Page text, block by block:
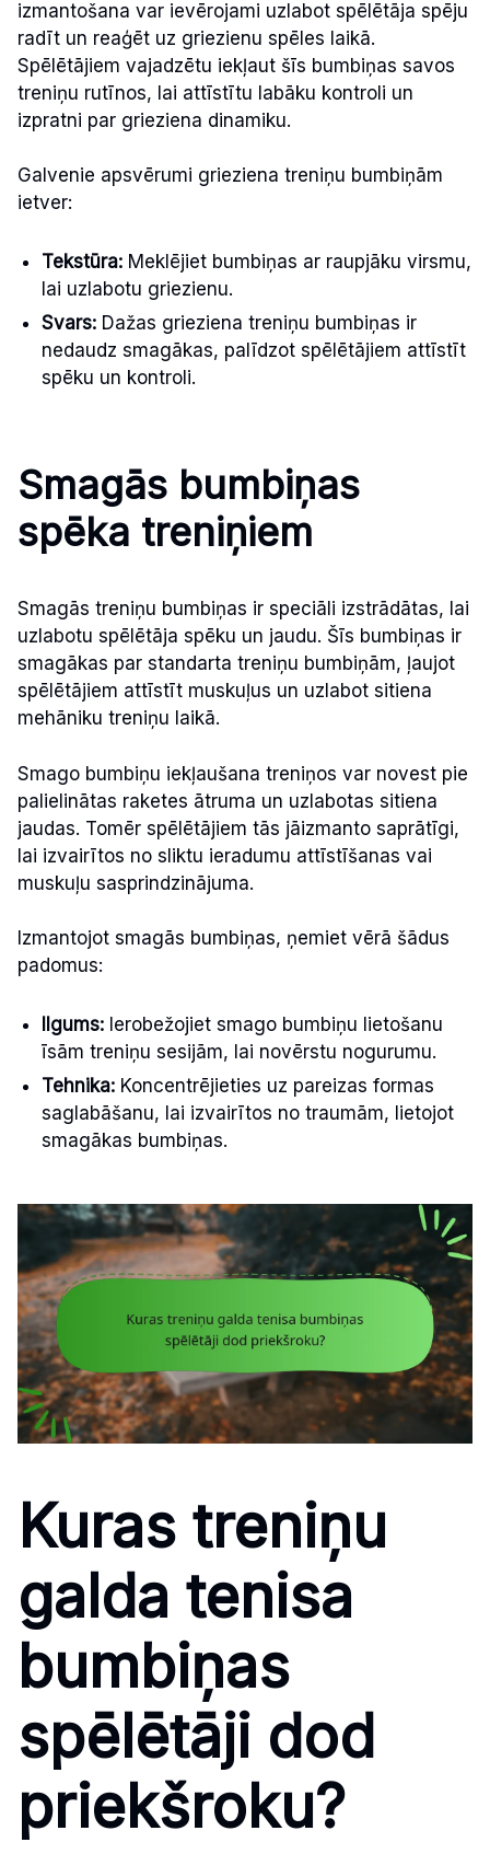
izmantošana var ievērojami uzlabot spēlētāja spēju
radīt un reaģēt uz griezienu spēles laikā.
Spēlētājiem vajadzētu iekļaut šīs bumbiņas savos
treniņu rutīnos, lai attīstītu labāku kontroli un
izpratni par grieziena dinamiku.
Galvenie apsvērumi grieziena treniņu bumbiņām
ietver:
Tekstūra: Meklējiet bumbiņas ar raupjāku virsmu,
lai uzlabotu griezienu.
Svars: Dažas grieziena treniņu bumbiņas ir
nedaudz smagākas, palīdzot spēlētājiem attīstīt
spēku un kontroli.
Smagās bumbiņas
spēka treniņiem
Smagās treniņu bumbiņas ir speciāli izstrādātas, lai
uzlabotu spēlētāja spēku un jaudu. Šīs bumbiņas ir
smagākas par standarta treniņu bumbiņām, ļaujot
spēlētājiem attīstīt muskuļus un uzlabot sitiena
mehāniku treniņu laikā.
Smago bumbiņu iekļaušana treniņos var novest pie
palielinātas raketes ātruma un uzlabotas sitiena
jaudas. Tomēr spēlētājiem tās jāizmanto saprātīgi,
lai izvairītos no sliktu ieradumu attīstīšanas vai
muskuļu sasprindzinājuma.
Izmantojot smagās bumbiņas, ņemiet vērā šādus
padomus:
Ilgums: Ierobežojiet smago bumbiņu lietošanu
īsām treniņu sesijām, lai novērstu nogurumu.
Tehnika: Koncentrējieties uz pareizas formas
saglabāšanu, lai izvairītos no traumām, lietojot
smagākas bumbiņas.
Kuras treniņu
galda tenisa
bumbiņas
spēlētāji dod
priekšroku?